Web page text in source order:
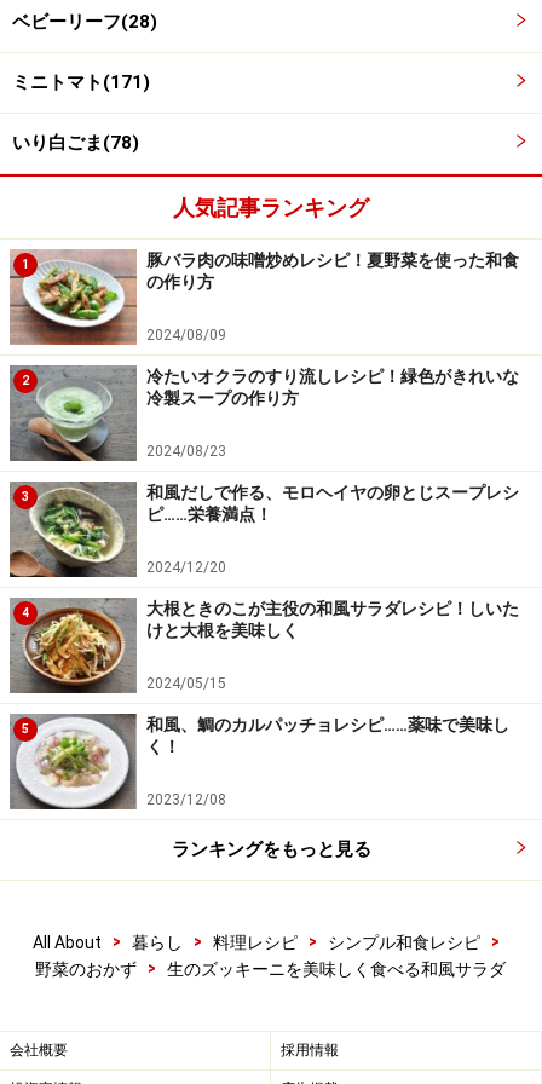
4
ズッキーニから水気が出てくる
塩をしたズッキーニを5分程度置いておくと、表面から
水が出てきてしっとりしてきます。この状態がサラダに
使って美味しい状態です。
食べてみると青臭さが感じられず、ポリポリと美味し
く、ほどよい塩気が含まれています。
ベビーリーフ(28)
ミニトマト(171)
いり白ごま(78)
人気記事ランキング
1
豚バラ肉の味噌炒めレシピ！夏野菜を使った和食
の作り方
2024/08/09
2
冷たいオクラのすり流しレシピ！緑色がきれいな
冷製スープの作り方
2024/08/23
3
和風だしで作る、モロヘイヤの卵とじスープレシ
ピ……栄養満点！
2024/12/20
4
大根ときのこが主役の和風サラダレシピ！しいた
けと大根を美味しく
2024/05/15
5
和風、鯛のカルパッチョレシピ……薬味で美味し
く！
2023/12/08
ランキングをもっと見る
All About > 暮らし > 料理レシピ > シンプル和食レシピ
>
野菜のおかず
> 生のズッキーニを美味しく食べる和風サラダ
会社概要 採用情報